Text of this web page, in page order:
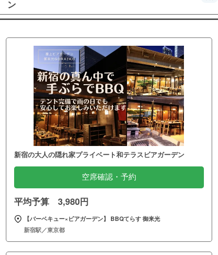
ン
新宿の大人の隠れ家プライベート和テラスビアガーデン
空席確認・予約
平均予算 3,980円
【バーベキュー×ビアガーデン】 BBQてらす 御来光
新宿駅／東京都